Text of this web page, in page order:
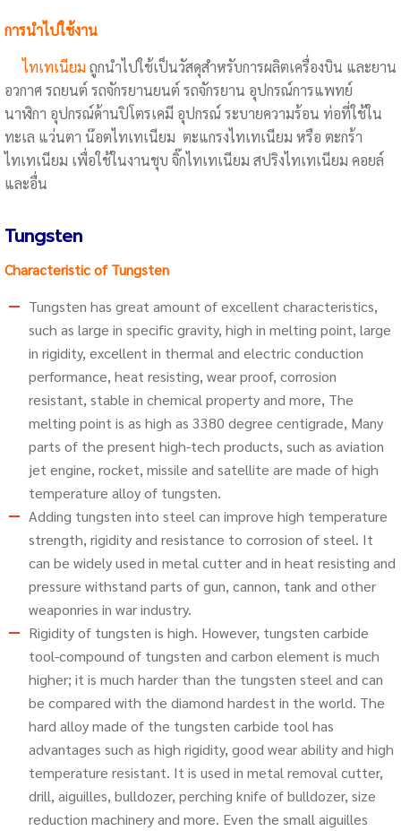
การนำไปใช้งาน
ไทเทเนียม ถูกนำไปใช้เป็นวัสดุสำหรับการผลิตเครื่องบิน และยาน
อวกาศ รถยนต์ รถจักรยานยนต์ รถจักรยาน อุปกรณ์การแพทย์
นาฬิกา อุปกรณ์ด้านปิโตรเคมี อุปกรณ์ ระบายความร้อน ท่อที่ใช้ใน
ทะเล แว่นตา น๊อตไทเทเนียม ตะแกรงไทเทเนียม หรือ ตะกร้า
ไทเทเนียม เพื่อใช้ในงานชุบ จิ๊กไทเทเนียม สปริงไทเทเนียม คอยล์
และอื่น
Tungsten
Characteristic of Tungsten
Tungsten has great amount of excellent characteristics,
such as large in specific gravity, high in melting point, large
in rigidity, excellent in thermal and electric conduction
performance, heat resisting, wear proof, corrosion
resistant, stable in chemical property and more, The
melting point is as high as 3380 degree centigrade, Many
parts of the present high-tech products, such as aviation
jet engine, rocket, missile and satellite are made of high
temperature alloy of tungsten.
Adding tungsten into steel can improve high temperature
strength, rigidity and resistance to corrosion of steel. It
can be widely used in metal cutter and in heat resisting and
pressure withstand parts of gun, cannon, tank and other
weaponries in war industry.
Rigidity of tungsten is high. However, tungsten carbide
tool-compound of tungsten and carbon element is much
higher; it is much harder than the tungsten steel and can
be compared with the diamond hardest in the world. The
hard alloy made of the tungsten carbide tool has
advantages such as high rigidity, good wear ability and high
temperature resistant. It is used in metal removal cutter,
drill, aiguilles, bulldozer, perching knife of bulldozer, size
reduction machinery and more. Even the small aiguilles